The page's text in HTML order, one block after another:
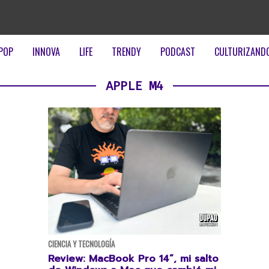
INNOVA LIFE TRENDY PODCAST
APPLE M4
CIENCIA Y TECNOLOGÍA
Review: MacBook Pro 14”, mi salto